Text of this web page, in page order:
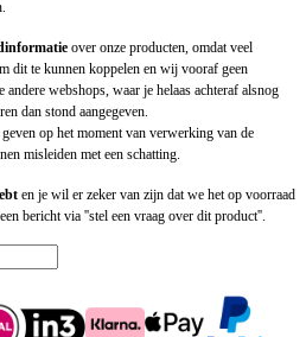
over onze producten, omdat veel
dit te kunnen koppelen en wij vooraf geen
webshops, waar je helaas achteraf alsnog
dan stond aangegeven.
op het moment van verwerking van de
misleiden met een schatting.
en je wil er zeker van zijn dat we het op voorraad
bericht via ''stel een vraag over dit product''.